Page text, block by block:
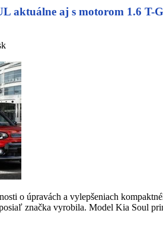
aktuálne aj s motorom 1.6 T-
o úpravách a vylepšeniach
značka vyrobila. Model Kia Soul